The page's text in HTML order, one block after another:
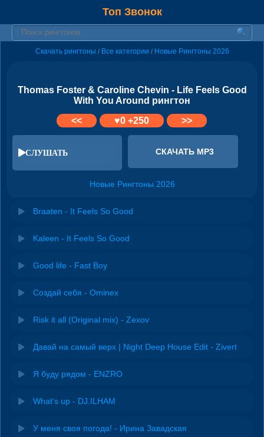
Топ Звонок
Скачать рингтоны / Все категории / Новые Рингтоны 2026
Thomas Foster & Caroline Chevin - Life Feels Good
With You Around рингтон
<<
♥0+250 >>
СЛУШАТЬ СКАЧАТЬ MP3
Новые Рингтоны 2026
Braaten - It Feels So Good
Kaleen - It Feels So Good
Good life - Fast Boy
Создай себя - Ominex
Risk it all (Original mix) - Zexov
Давай на самый верх | Night Deep House Edit - Zivert
Я буду рядом - ENZRO
What's up - DJ.ILHAM
У меня своя погода! - Ирина Завадская